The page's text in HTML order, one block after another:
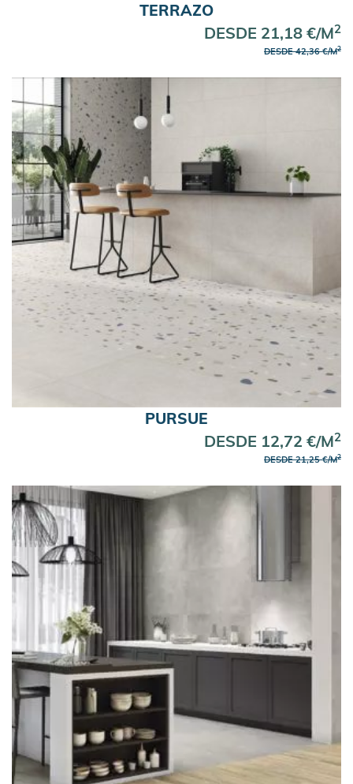
TERRAZO
DESDE 21,18 €/M2
DESDE 42,36 €/M2
PURSUE
DESDE 12,72 €/M2
DESDE 21,25 €/M2